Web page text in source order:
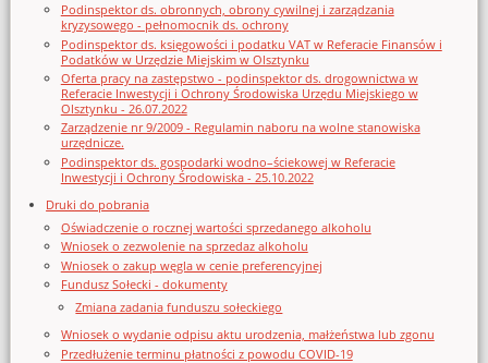
Podinspektor ds. obronnych, obrony cywilnej i zarządzania
kryzysowego - pełnomocnik ds. ochrony
Podinspektor ds. księgowości i podatku VAT w Referacie Finansów i
Podatków w Urzędzie Miejskim w Olsztynku
Oferta pracy na zastępstwo - podinspektor ds. drogownictwa w
Referacie Inwestycji i Ochrony Środowiska Urzędu Miejskiego w
Olsztynku - 26.07.2022
Zarządzenie nr 9/2009 - Regulamin naboru na wolne stanowiska
urzędnicze.
Podinspektor ds. gospodarki wodno–ściekowej w Referacie
Inwestycji i Ochrony Środowiska - 25.10.2022
Druki do pobrania
Oświadczenie o rocznej wartości sprzedanego alkoholu
Wniosek o zezwolenie na sprzedaz alkoholu
Wniosek o zakup węgla w cenie preferencyjnej
Fundusz Sołecki - dokumenty
Zmiana zadania funduszu sołeckiego
Wniosek o wydanie odpisu aktu urodzenia, małżeństwa lub zgonu
Przedłużenie terminu płatności z powodu COVID-19